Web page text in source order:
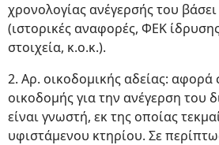
χρονολογίας ανέγερσής του
(ιστορικές αναφορές, ΦΕΚ
στοιχεία, κ.ο.κ.).
2. Αρ. οικοδομικής αδείας: αφορά
οικοδομής για την ανέγερση του
είναι γνωστή, εκ της οποίας
υφιστάμενου κτηρίου. Σε